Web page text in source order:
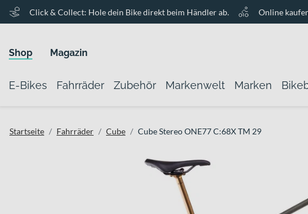
Click & Collect: Hole dein Bike direkt beim Händler ab. Online
Shop Magazin
E-Bikes Fahrräder Zubehör Markenwelt Marken
Startseite Fahrräder Cube Cube Stereo ONE77 C:68X TM 29